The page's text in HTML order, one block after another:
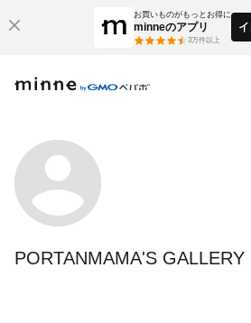
お買いものがもっとお得に
minneのアプリ
3万件以上
PORTANMAMA'S GALLERY